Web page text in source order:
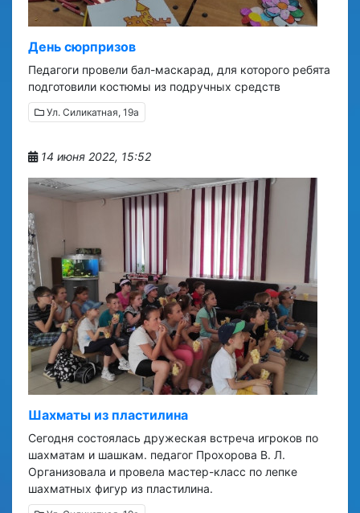
День сюрпризов
Педагоги провели бал-маскарад, для которого ребята
подготовили костюмы из подручных средств
Ул. Силикатная, 19а
14 июня 2022, 15:52
Шахматы из пластилина
Сегодня состоялась дружеская встреча игроков по
шахматам и шашкам. педагог Прохорова В. Л.
Организовала и провела мастер-класс по лепке
шахматных фигур из пластилина.